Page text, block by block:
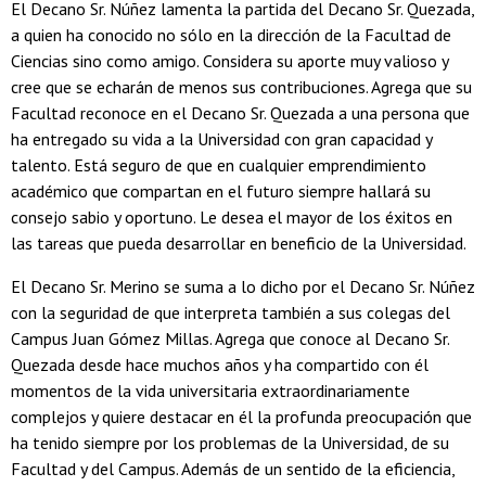
El Decano Sr. Núñez lamenta la partida del Decano Sr. Quezada,
a quien ha conocido no sólo en la dirección de la Facultad de
Ciencias sino como amigo. Considera su aporte muy valioso y
cree que se echarán de menos sus contribuciones. Agrega que su
Facultad reconoce en el Decano Sr. Quezada a una persona que
ha entregado su vida a la Universidad con gran capacidad y
talento. Está seguro de que en cualquier emprendimiento
académico que compartan en el futuro siempre hallará su
consejo sabio y oportuno. Le desea el mayor de los éxitos en
las tareas que pueda desarrollar en beneficio de la Universidad.
El Decano Sr. Merino se suma a lo dicho por el Decano Sr. Núñez
con la seguridad de que interpreta también a sus colegas del
Campus Juan Gómez Millas. Agrega que conoce al Decano Sr.
Quezada desde hace muchos años y ha compartido con él
momentos de la vida universitaria extraordinariamente
complejos y quiere destacar en él la profunda preocupación que
ha tenido siempre por los problemas de la Universidad, de su
Facultad y del Campus. Además de un sentido de la eficiencia,